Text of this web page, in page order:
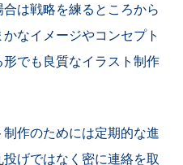
は戦略を練るところから
なイメージやコンセプト
でも良質なイラスト制作
作のためには定期的な進
げではなく密に連絡を取